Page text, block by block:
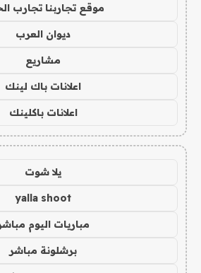
موقع تجاربنا تجارب
ديوان العرب
مشاريع
اعلانات باك لينك
اعلانات باكلينك
يلا شوت
yalla shoot
مباريات اليوم
برشلونة مباشر